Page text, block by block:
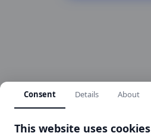
Körkortskalkylator
Consent Details About
This website uses cookies